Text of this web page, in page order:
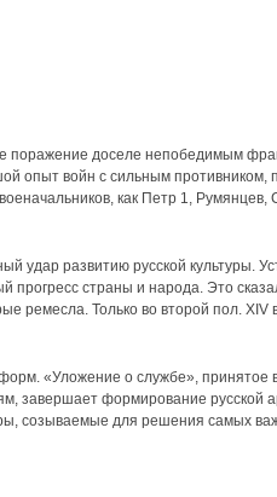
поражение доселе непобедимым
опыт войн с сильным противником,
как Петр 1,
удар развитию русской культуры.
прогресс страны и народа. Это
ремесла. Только во второй пол. XIV
«Уложение о службе», принятое
завершает формирование русской
созываемые для решения самых